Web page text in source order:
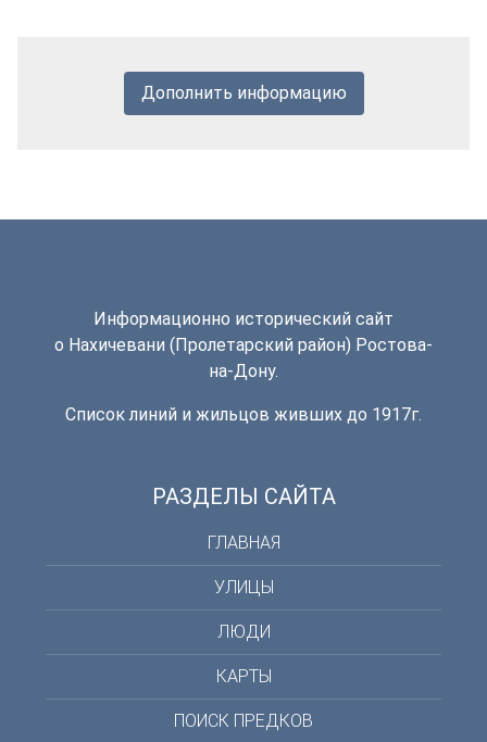
Дополнить информацию
Информационно исторический сайт
о Нахичевани (Пролетарский район) Ростова-
на-Дону.
Список линий и жильцов живших до 1917г.
РАЗДЕЛЫ САЙТА
ГЛАВНАЯ
УЛИЦЫ
ЛЮДИ
КАРТЫ
ПОИСК ПРЕДКОВ